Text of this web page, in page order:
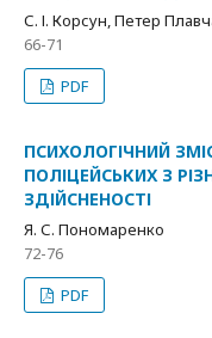
С. І. Корсун, Петер
66-71
PDF
ПСИХОЛОГІЧНИЙ
ПОЛІЦЕЙСЬКИХ З
ЗДІЙСНЕНОСТІ
Я. С. Пономаренко
72-76
PDF